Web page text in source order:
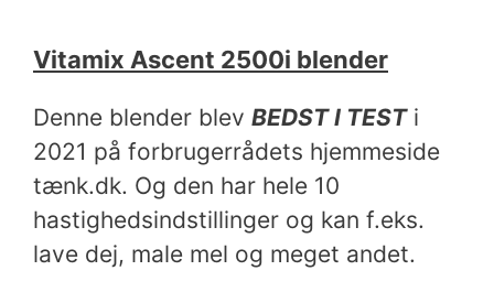
Vitamix Ascent 2500i blender
Denne blender blev BEDST I TESTi
2021 på forbrugerrådets hjemmeside
tænk.dk. Og den har hele 10
hastighedsindstillinger og kan f.eks.
lave dej, male mel og meget andet.